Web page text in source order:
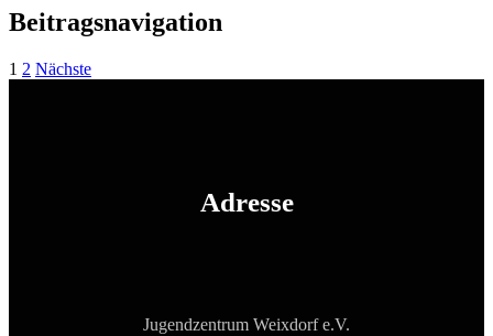
Beitragsnavigation
1 2 Nächste
Adresse
Jugendzentrum Weixdorf e.V.